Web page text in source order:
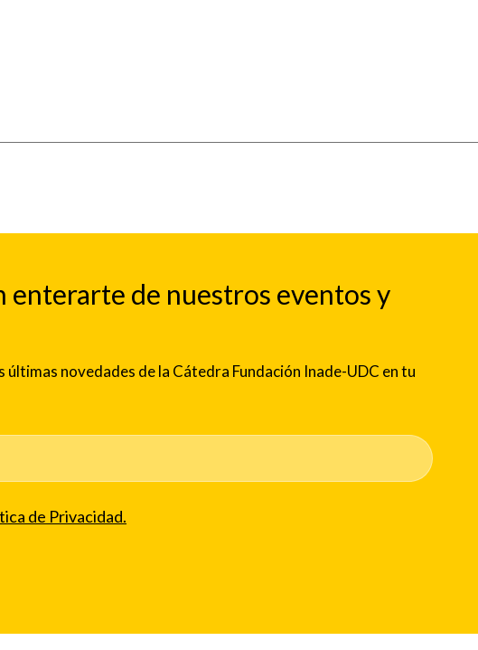
enterarte de nuestros eventos y
últimas novedades de la Cátedra Fundación Inade-UDC en tu
de Privacidad.